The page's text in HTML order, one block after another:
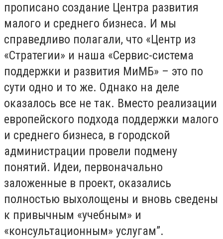
прописано создание Центра развития
малого и среднего бизнеса. И мы
справедливо полагали, что «Центр из
«Стратегии» и наша «Сервис-система
поддержки и развития МиМБ» – это по
сути одно и то же. Однако на деле
оказалось все не так. Вместо реализации
европейского подхода поддержки малого
и среднего бизнеса, в городской
администрации провели подмену
понятий. Идеи, первоначально
заложенные в проект, оказались
полностью выхолощены и вновь сведены
к привычным «учебным» и
«консультационным» услугам”.